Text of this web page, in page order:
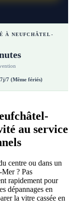
À NEUFCHÂTEL-
7 (Même fériés)
au service
centre ou dans un
? Pas
rapidement pour
dépannages en
la vitre cassée en